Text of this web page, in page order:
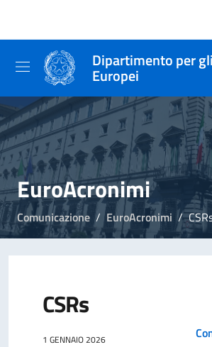
Dipartimento per
Europei
EuroAcronimi
Comunicazione EuroAcronimi
CSRs
1 GENNAIO 2026